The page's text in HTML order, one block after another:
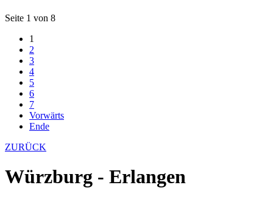
Seite 1 von 8
1
2
3
4
5
6
7
Vorwärts
Ende
ZURÜCK
Würzburg - Erlangen